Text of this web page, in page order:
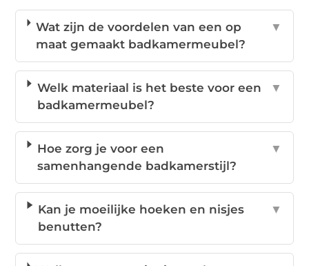
Wat zijn de voordelen van een op
maat gemaakt badkamermeubel?
▼
Welk materiaal is het beste voor een
badkamermeubel?
▼
Hoe zorg je voor een
samenhangende badkamerstijl?
▼
Kan je moeilijke hoeken en nisjes
benutten?
▼